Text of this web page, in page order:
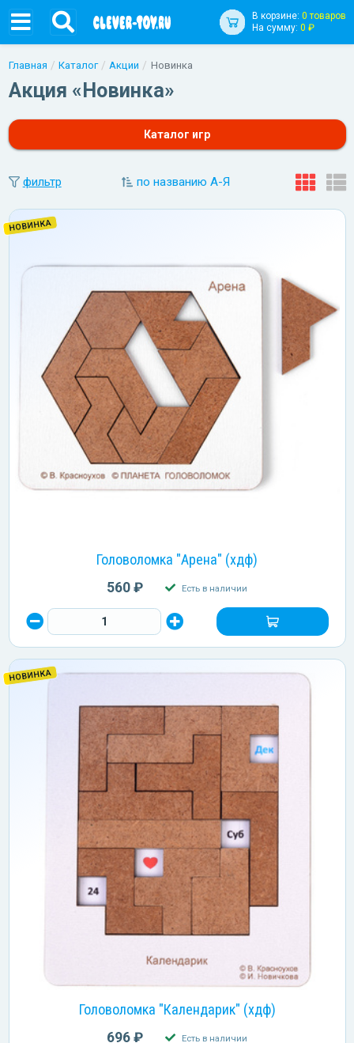
В корзине: 0 товаров
На сумму: 0 ₽
Главная Каталог Акции Новинка
Акция «Новинка»
Каталог игр
фильтр по названию А-Я
НОВИНКА
Головоломка "Арена" (хдф)
560 ₽ Есть в наличии
НОВИНКА
Головоломка "Календарик" (хдф)
696 ₽ Есть в наличии